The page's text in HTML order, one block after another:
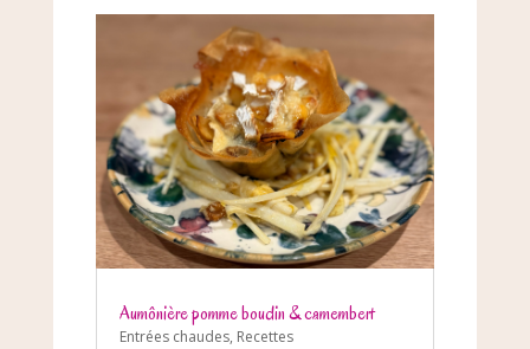
Aumônière pomme boudin & camembert
Entrées chaudes, Recettes